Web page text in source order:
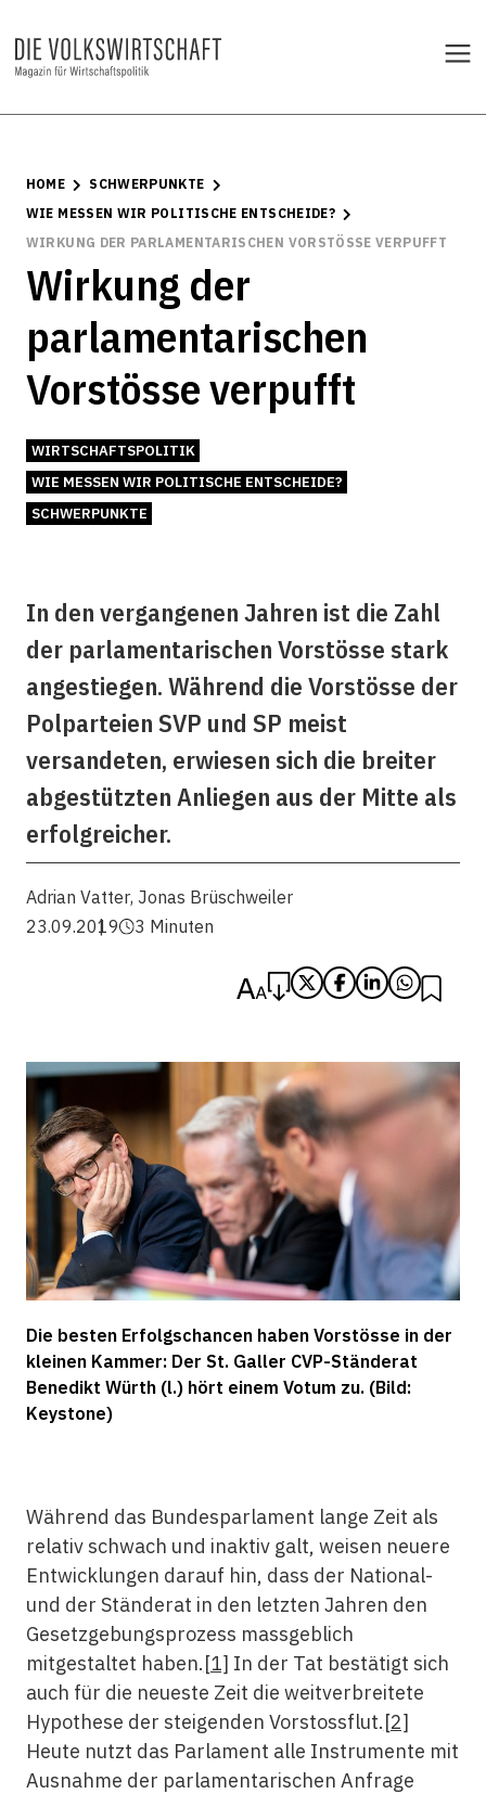
HOME
SCHWERPUNKTE
WIE MESSEN WIR POLITISCHE ENTSCHEIDE?
WIRKUNG DER PARLAMENTARISCHEN VORSTÖSSE VERPUFFT
Wirkung der
parlamentarischen
Vorstösse verpufft
WIRTSCHAFTSPOLITIK
WIE MESSEN WIR POLITISCHE ENTSCHEIDE?
SCHWERPUNKTE
In den vergangenen Jahren ist die Zahl
der parlamentarischen Vorstösse stark
angestiegen. Während die Vorstösse der
Polparteien SVP und SP meist
versandeten, erwiesen sich die breiter
abgestützten Anliegen aus der Mitte als
erfolgreicher.
Adrian Vatter, Jonas Brüschweiler
23.09.2019
3 Minuten
Die besten Erfolgschancen haben Vorstösse in der
kleinen Kammer: Der St. Galler CVP-Ständerat
Benedikt Würth (l.) hört einem Votum zu. (Bild:
Keystone)
Während das Bundesparlament lange Zeit als
relativ schwach und inaktiv galt, weisen neuere
Entwicklungen darauf hin, dass der National-
und der Ständerat in den letzten Jahren den
Gesetzgebungsprozess massgeblich
mitgestaltet haben.[1] In der Tat bestätigt sich
auch für die neueste Zeit die weitverbreitete
Hypothese der steigenden Vorstossflut.[2]
Heute nutzt das Parlament alle Instrumente mit
Ausnahme der parlamentarischen Anfrage